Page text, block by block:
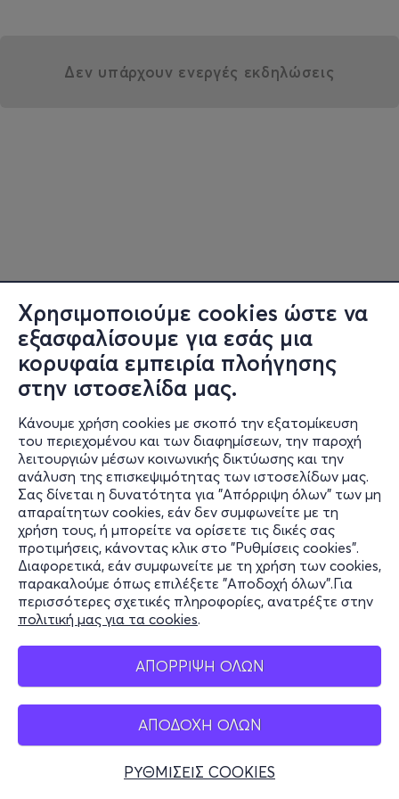
Χρησιμοποιούμε cookies ώστε να
εξασφαλίσουμε για εσάς μια
κορυφαία εμπειρία πλοήγησης
στην ιστοσελίδα μας.
Κάνουμε χρήση cookies με σκοπό την εξατομίκευση
του περιεχομένου και των διαφημίσεων, την παροχή
λειτουργιών μέσων κοινωνικής δικτύωσης και την
ανάλυση της επισκεψιμότητας των ιστοσελίδων μας.
Σας δίνεται η δυνατότητα για "Απόρριψη όλων" των μη
απαραίτητων cookies, εάν δεν συμφωνείτε με τη
χρήση τους, ή μπορείτε να ορίσετε τις δικές σας
προτιμήσεις, κάνοντας κλικ στο "Ρυθμίσεις cookies".
Διαφορετικά, εάν συμφωνείτε με τη χρήση των cookies,
παρακαλούμε όπως επιλέξετε "Αποδοχή όλων".Για
περισσότερες σχετικές πληροφορίες, ανατρέξτε στην
πολιτική μας για τα cookies.
ΑΠΟΡΡΙΨΗ ΟΛΩΝ
ΑΠΟΔΟΧΗ ΟΛΩΝ
ΡΥΘΜΙΣΕΙΣ COOKIES
Δεν υπάρχουν ενεργές εκδηλώσεις